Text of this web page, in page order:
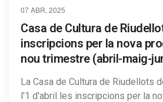
07 ABR, 2025
Casa de Cultura de
inscripcions per la nova
nou trimestre (abril-maig-
La Casa de Cultura de Riudellots
l'1 d'abril les inscripcions per la